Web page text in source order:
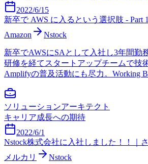
2022/6/15
新卒で AWS に入るという選択肢 - Part
Amazon
Nstock
新卒でAWSにSAとして入社し3年間勤
研修を経てスタートアップチームで技
Amplifyの普及活動にも尽力。Working
ソリューションアーキテクト
キャリア成長への期待
2022/6/1
Nstock株式会社に入社しました！！｜
メルカリ
Nstock